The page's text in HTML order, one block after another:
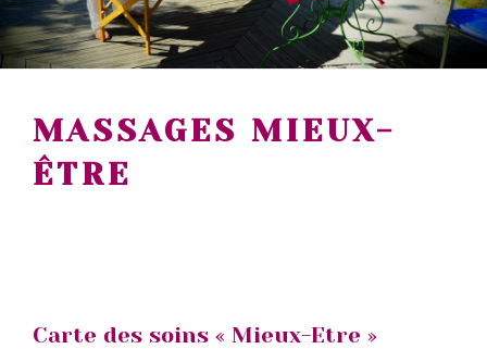
MASSAGES MIEUX-
ÊTRE
Carte des soins « Mieux-Etre »